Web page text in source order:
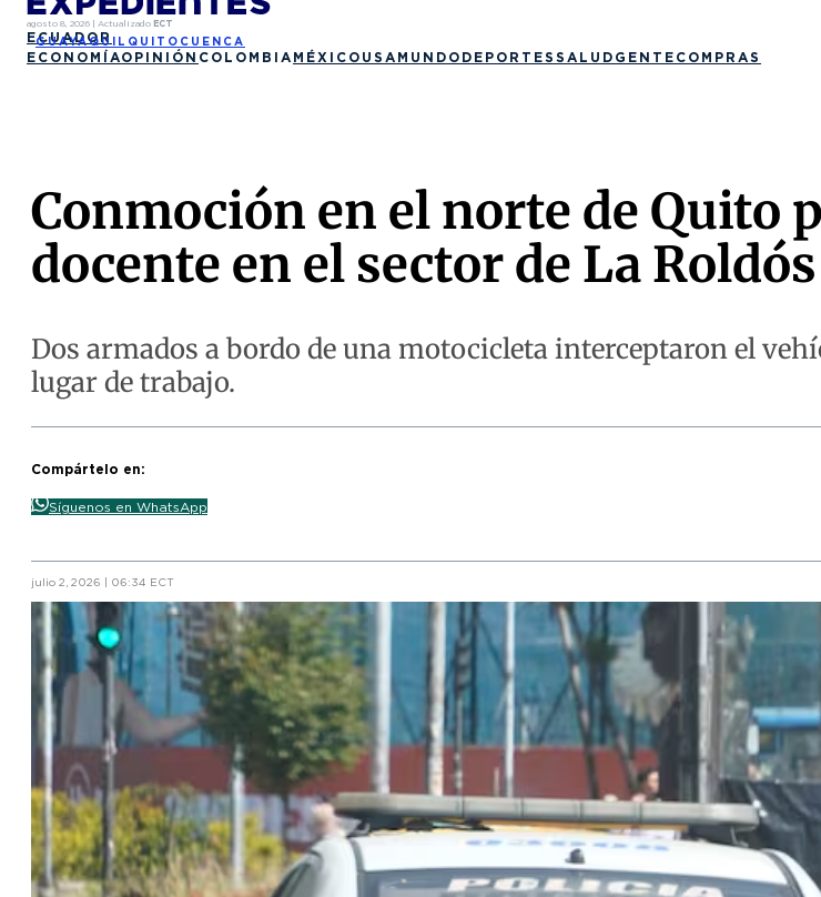
agosto 8, 2026 | Actualizado ECT
ECUADOR
GUAYAQUIL QUITO CUENCA
ECONOMÍAOPINIÓN COLOMBIA MÉXICO USA MUNDO DEPORTES SALUD GENTE COMPRAS
Conmoción en el norte de Quito
docente en el sector de La Roldós
Dos armados a bordo de una motocicleta interceptaron el
lugar de trabajo.
Compártelo en:
Síguenos en WhatsApp
julio 2, 2026 | 06:34 ECT